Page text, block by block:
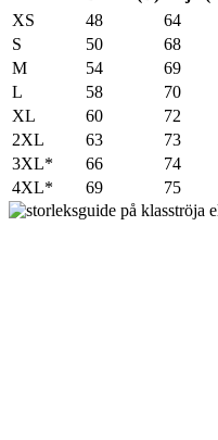
XS
48 64
S
50 68
M
54 69
L
58 70
XL
60 72
2XL
63 73
3XL*
66 74
4XL*
69 75